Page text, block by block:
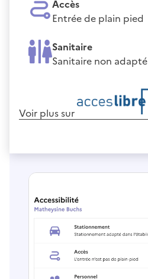
Accès
Entrée de plain pied
Sanitaire
Sanitaire non adapté
Voir plus sur